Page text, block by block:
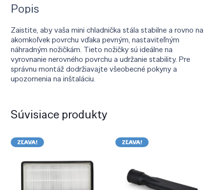
Popis
Zaistite, aby vaša mini chladnička stála stabilne a rovno na
akomkoľvek povrchu vďaka pevným, nastaviteľným
náhradným nožičkám. Tieto nožičky sú ideálne na
vyrovnanie nerovného povrchu a udržanie stability. Pre
správnu montáž dodržiavajte všeobecné pokyny a
upozornenia na inštaláciu.
Súvisiace produkty
ZĽAVA! ZĽAVA!